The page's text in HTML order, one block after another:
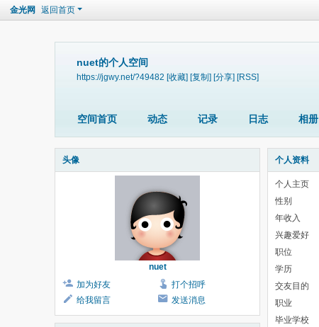
金光网 返回首页
nuet的个人空间
https://jgwy.net/?49482 [收藏] [复制] [分享] [RSS]
空间首页 动态 记录 日志 相册
头像
nuet
加为好友
打个招呼
给我留言
发送消息
个人资料
个人主页
性别
年收入
兴趣爱好
职位
学历
交友目的
职业
毕业学校